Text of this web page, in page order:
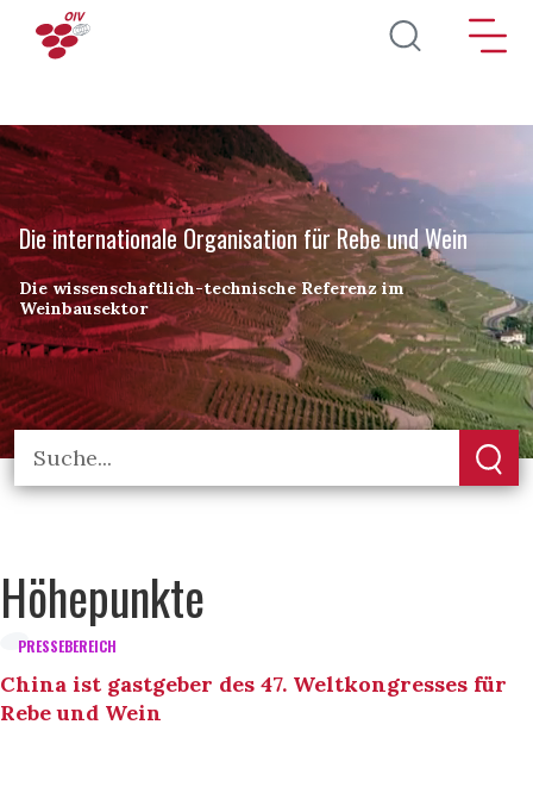
Direkt zum Inhalt
Die internationale Organisation für Rebe und Wein
Die wissenschaftlich-technische Referenz im
Weinbausektor
Höhepunkte
PRESSEBEREICH
China ist gastgeber des 47. Weltkongresses für
Rebe und Wein